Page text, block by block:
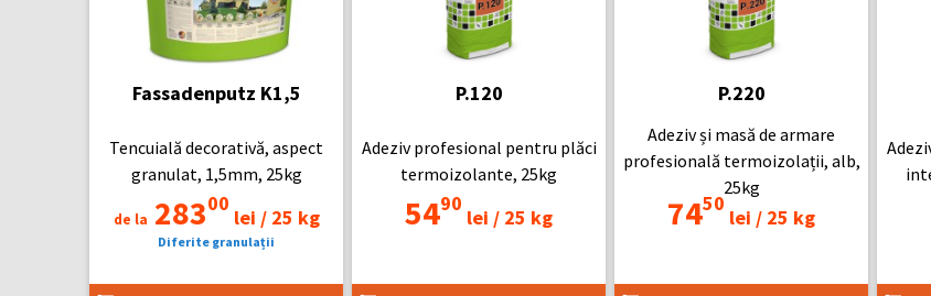
Fassadenputz K1,5
Tencuială decorativă, aspect
granulat, 1,5mm, 25kg
de la 28300
lei /25 kg
Diferite granulații
P.120
Adeziv profesional pentru plăci
termoizolante, 25kg
5490
lei / 25 kg
P.220
Adeziv și masă de armare
profesională termoizolații, alb,
25kg
7450
lei / 25 kg